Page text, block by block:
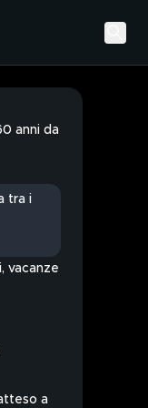
anni da
tra i
vacanze
a